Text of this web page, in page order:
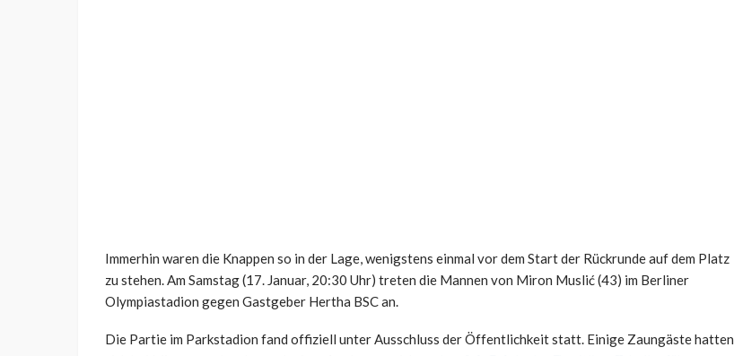
Immerhin waren die Knappen so in der Lage, wenigstens einmal vor dem Start der Rückrunde auf dem Platz
zu stehen. Am Samstag (17. Januar, 20:30 Uhr) treten die Mannen von Miron Muslić (43) im Berliner
Olympiastadion gegen Gastgeber Hertha BSC an.
Die Partie im Parkstadion fand offiziell unter Ausschluss der Öffentlichkeit statt. Einige Zaungäste hatten